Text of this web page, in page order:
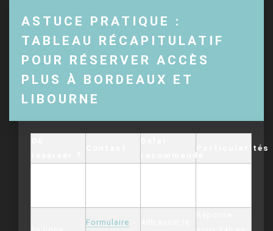
ASTUCE PRATIQUE :
TABLEAU RÉCAPITULATIF
POUR RÉSERVER ACCÈS
PLUS À BORDEAUX ET
LIBOURNE
Particularités
Formulaire